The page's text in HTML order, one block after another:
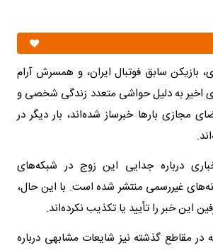
بازیکن سابق فوتبال ایران، و همسرش آرام
اخیر به دلیل حواشی متعدد زندگی شخصی و
مجازی بارها خبرساز شده‌اند، بار دیگر در
درباره جدایی این زوج در شبکه‌های
غیررسمی منتشر شده است. با این حال،
این خبر را تأیید یا تکذیب نکرده‌اند.
مقاطع گذشته نیز شایعات مشابهی درباره